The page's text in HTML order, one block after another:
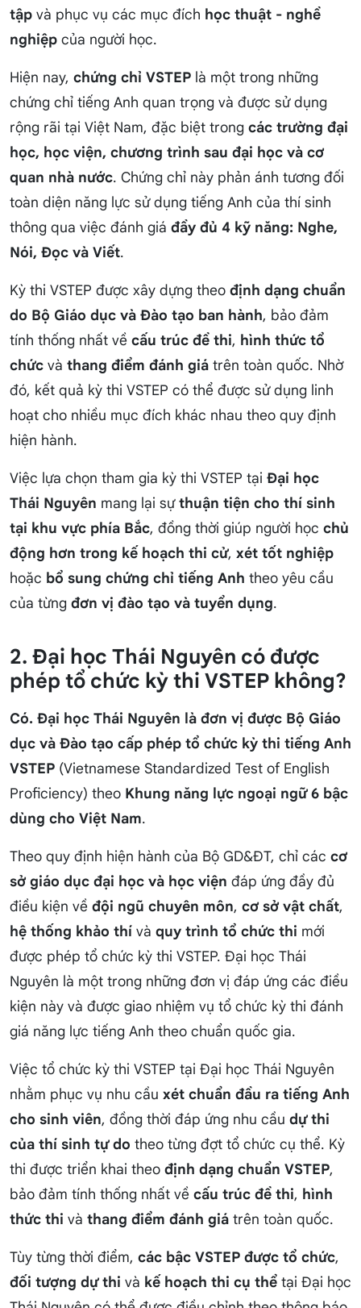
tập và phục vụ các mục đích học thuật - nghề
nghiệp của người học.
Hiện nay, chứng chỉ VSTEP là một trong những
chứng chỉ tiếng Anh quan trọng và được sử dụng
rộng rãi tại Việt Nam, đặc biệt trong các trường đại
học, học viện, chương trình sau đại học và cơ
quan nhà nước. Chứng chỉ này phản ánh tương đối
toàn diện năng lực sử dụng tiếng Anh của thí sinh
thông qua việc đánh giá đầy đủ 4 kỹ năng: Nghe,
Nói, Đọc và Viết.
Kỳ thi VSTEP được xây dựng theo định dạng chuẩn
do Bộ Giáo dục và Đào tạo ban hành, bảo đảm
tính thống nhất về cấu trúc đề thi, hình thức tổ
chức và thang điểm đánh giá trên toàn quốc. Nhờ
đó, kết quả kỳ thi VSTEP có thể được sử dụng linh
hoạt cho nhiều mục đích khác nhau theo quy định
hiện hành.
Việc lựa chọn tham gia kỳ thi VSTEP tại Đại học
Thái Nguyên mang lại sựthuận tiện cho thí sinh
tại khu vực phía Bắc, đồng thời giúp người học chủ
động hơn trong kế hoạch thi cử, xét tốt nghiệp
hoặc bổ sung chứng chỉ tiếng Anh theo yêu cầu
của từng đơn vị đào tạo và tuyển dụng.
2. Đại học Thái Nguyên có được
phép tổ chức kỳ thi VSTEP không?
Có. Đại học Thái Nguyên là đơn vị được Bộ Giáo
dục và Đào tạo cấp phép tổ chức kỳ thi tiếng Anh
VSTEP (Vietnamese Standardized Test of English
Proficiency) theo Khung năng lực ngoại ngữ 6 bậc
dùng cho Việt Nam.
Theo quy định hiện hành của Bộ GD&ĐT, chỉ các cơ
sở giáo dục đại học và học viện đáp ứng đầy đủ
điều kiện về đội ngũ chuyên môn, cơ sở vật chất,
hệ thống khảo thí và quy trình tổ chức thi mới
được phép tổ chức kỳ thi VSTEP. Đại học Thái
Nguyên là một trong những đơn vị đáp ứng các điều
kiện này và được giao nhiệm vụ tổ chức kỳ thi đánh
giá năng lực tiếng Anh theo chuẩn quốc gia.
Việc tổ chức kỳ thi VSTEP tại Đại học Thái Nguyên
nhằm phục vụ nhu cầu xét chuẩn đầu ra tiếng Anh
cho sinh viên, đồng thời đáp ứng nhu cầu dự thi
của thí sinh tự do theo từng đợt tổ chức cụ thể. Kỳ
thi được triển khai theo định dạng chuẩn VSTEP,
bảo đảm tính thống nhất về cấu trúc đề thi, hình
thức thi và thang điểm đánh giá trên toàn quốc.
Tùy từng thời điểm, các bậc VSTEP được tổ chức,
đối tượng dự thi và kế hoạch thi cụ thể tại Đại học